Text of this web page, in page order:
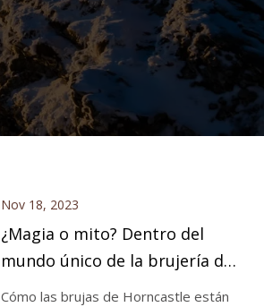
Nov 18, 2023
¿Magia o mito? Dentro del
mundo único de la brujería de
Horncastle
Cómo las brujas de Horncastle están